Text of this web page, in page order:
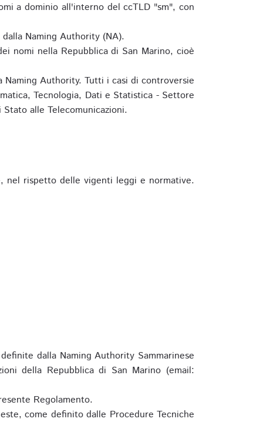
a dominio all'interno del ccTLD "sm", con
Naming Authority (NA).
nomi nella Repubblica di San Marino, cioè
Authority. Tutti i casi di controversie
Tecnologia, Dati e Statistica - Settore
alle Telecomunicazioni.
nel rispetto delle vigenti leggi e normative.
dalla Naming Authority Sammarinese
della Repubblica di San Marino (email:
Regolamento.
come definito dalle Procedure Tecniche